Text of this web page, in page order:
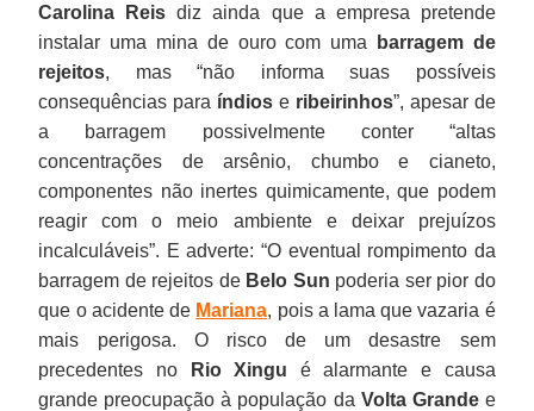
Carolina Reis diz ainda que a empresa pretende
instalar uma mina de ouro com uma
barragem de
rejeitos, mas “não informa suas possíveis
consequências para índios e ribeirinhos”, apesar de
a barragem possivelmente conter “altas
concentrações de arsênio, chumbo e cianeto,
componentes não inertes quimicamente, que podem
reagir com o meio ambiente e deixar prejuízos
incalculáveis”. E adverte: “O eventual rompimento da
barragem de rejeitos de Belo Sun poderia ser pior do
que o acidente de Mariana, pois a lama que vazaria é
mais perigosa. O risco de um desastre sem
precedentes no
Rio Xingu é alarmante e causa
grande preocupação à população da Volta Grandee